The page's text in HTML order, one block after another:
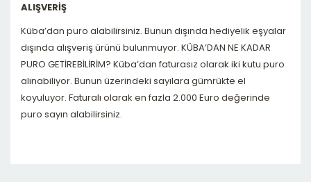
ALIŞVERİŞ
Küba’dan puro alabilirsiniz. Bunun dışında hediyelik eşyalar
dışında alışveriş ürünü bulunmuyor. KÜBA’DAN NE KADAR
PURO GETİREBİLİRİM? Küba’dan faturasız olarak iki kutu puro
alınabiliyor. Bunun üzerindeki sayılara gümrükte el
koyuluyor. Faturalı olarak en fazla 2.000 Euro değerinde
puro sayın alabilirsiniz.